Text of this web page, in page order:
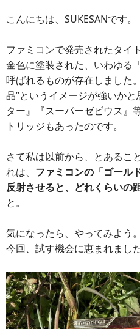
こんにちは、SUKESANです。
ファミコンで発売されたタイ
金色に塗装された、いわゆる
呼ばれるものが存在しました
品”というイメージが強いか
ター』『スーパーゼビウス』
トリッジもあったのです。
さて私は以前から、とあるこ
れは、 ファミコンの「ゴール
反射させると、どれくらいの
と。
気になったら、やってみよう
今回、試す機会に恵まれまし